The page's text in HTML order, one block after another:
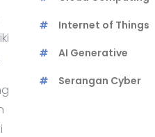
Internet of Things
AI Generative
Serangan Cyber